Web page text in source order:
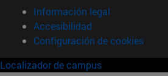
Información legal
Accesibilidad
Configuración de cookies
Localizador de campus